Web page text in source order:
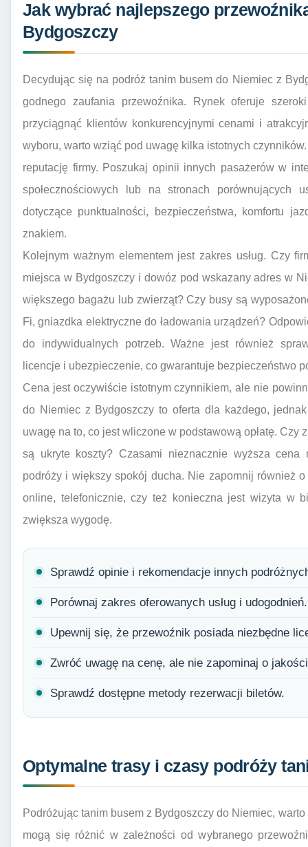
Jak wybrać najlepszego
Bydgoszczy
Decydując się na podróż tanim busem do Niemiec z
godnego zaufania przewoźnika. Rynek oferuje
przyciągnąć klientów konkurencyjnymi cenami i
wyboru, warto wziąć pod uwagę kilka istotnych
reputację firmy. Poszukaj opinii innych pasażerów w
społecznościowych lub na stronach porównujących
dotyczące punktualności, bezpieczeństwa, komfortu
znakiem.
Kolejnym ważnym elementem jest zakres usług. Czy
miejsca w Bydgoszczy i dowóz pod wskazany adres w
większego bagażu lub zwierząt? Czy busy są
Fi, gniazdka elektryczne do ładowania urządzeń?
do indywidualnych potrzeb. Ważne jest również
licencje i ubezpieczenie, co gwarantuje bezpieczeństwo
Cena jest oczywiście istotnym czynnikiem, ale nie
do Niemiec z Bydgoszczy to oferta dla każdego,
uwagę na to, co jest wliczone w podstawową opłatę. Czy
są ukryte koszty? Czasami nieznacznie wyższa cena
podróży i większy spokój ducha. Nie zapomnij również
online, telefonicznie, czy też konieczna jest wizyta w
zwiększa wygodę.
Sprawdź opinie i rekomendacje innych
Porównaj zakres oferowanych usług i udogodnień.
Upewnij się, że przewoźnik posiada niezbędne
Zwróć uwagę na cenę, ale nie zapominaj o
Sprawdź dostępne metody rezerwacji biletów.
Optymalne trasy i czasy podróży
Podróżując tanim busem z Bydgoszczy do Niemiec,
mogą się różnić w zależności od wybranego